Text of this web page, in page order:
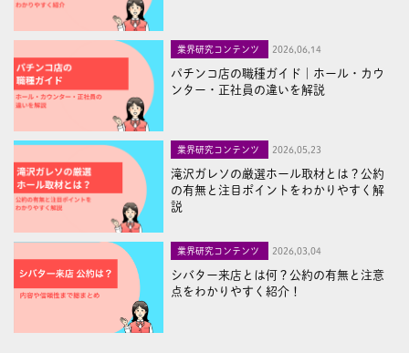
業界研究コンテンツ 2026,06,14
パチンコ店の職種ガイド｜ホール・カウ
ンター・正社員の違いを解説
業界研究コンテンツ 2026,05,23
滝沢ガレソの厳選ホール取材とは？公約
の有無と注目ポイントをわかりやすく解
説
業界研究コンテンツ 2026,03,04
シバター来店とは何？公約の有無と注意
点をわかりやすく紹介！